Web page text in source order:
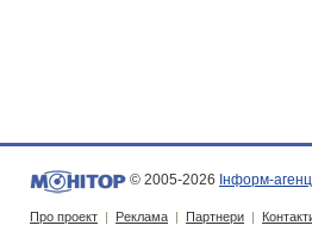
© 2005-2026 Інформ-
Про проект | Реклама | Партнери |